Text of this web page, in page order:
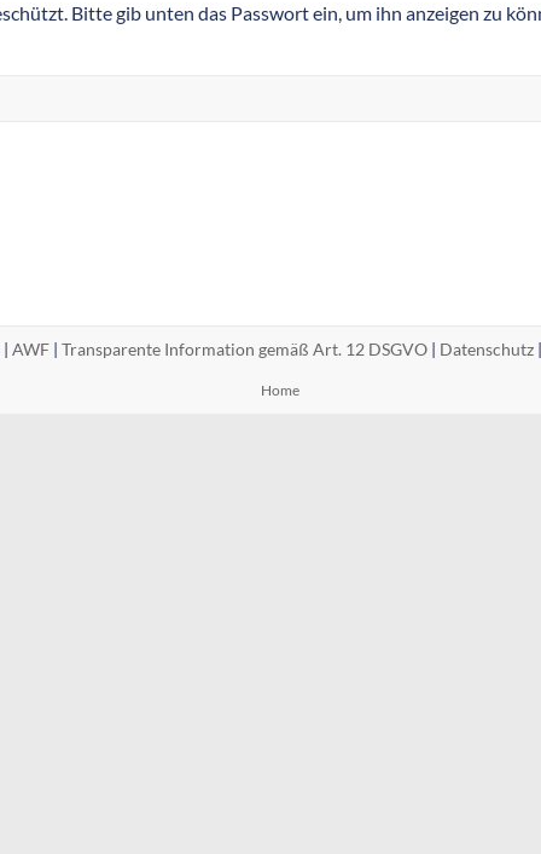
Bitte gib unten das Passwort ein, um ihn anzeigen zu
AWF | Transparente Information gemäß Art. 12 DSGVO | Datenschutz
Home